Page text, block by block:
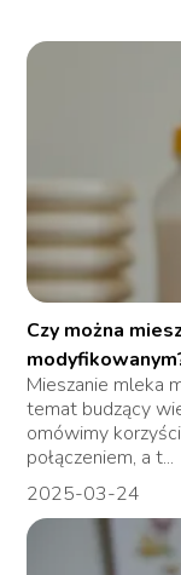
Czy można
Mieszanie mleka
temat budzący
omówimy
połączeniem, a t...
2025-03-24